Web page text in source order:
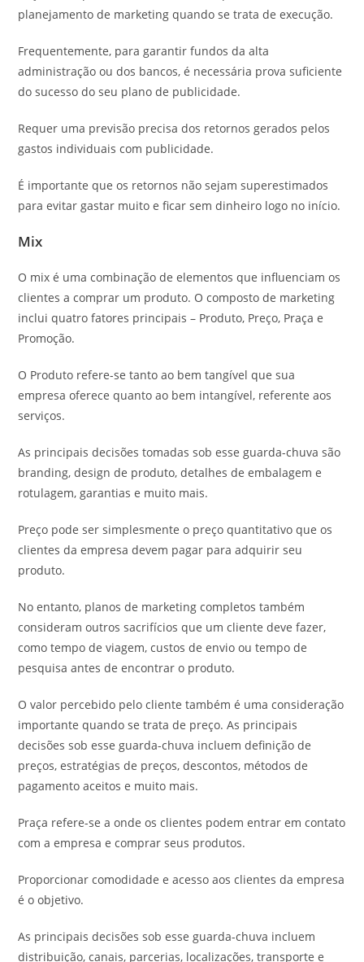
planejamento de marketing quando se trata de execução.
Frequentemente, para garantir fundos da alta
administração ou dos bancos, é necessária prova suficiente
do sucesso do seu plano de publicidade.
Requer uma previsão precisa dos retornos gerados pelos
gastos individuais com publicidade.
É importante que os retornos não sejam superestimados
para evitar gastar muito e ficar sem dinheiro logo no início.
Mix
O mix é uma combinação de elementos que influenciam os
clientes a comprar um produto. O composto de marketing
inclui quatro fatores principais – Produto, Preço, Praça e
Promoção.
O Produto refere-se tanto ao bem tangível que sua
empresa oferece quanto ao bem intangível, referente aos
serviços.
As principais decisões tomadas sob esse guarda-chuva são
branding, design de produto, detalhes de embalagem e
rotulagem, garantias e muito mais.
Preço pode ser simplesmente o preço quantitativo que os
clientes da empresa devem pagar para adquirir seu
produto.
No entanto, planos de marketing completos também
consideram outros sacrifícios que um cliente deve fazer,
como tempo de viagem, custos de envio ou tempo de
pesquisa antes de encontrar o produto.
O valor percebido pelo cliente também é uma consideração
importante quando se trata de preço. As principais
decisões sob esse guarda-chuva incluem definição de
preços, estratégias de preços, descontos, métodos de
pagamento aceitos e muito mais.
Praça refere-se a onde os clientes podem entrar em contato
com a empresa e comprar seus produtos.
Proporcionar comodidade e acesso aos clientes da empresa
é o objetivo.
As principais decisões sob esse guarda-chuva incluem
distribuição, canais, parcerias, localizações, transporte e